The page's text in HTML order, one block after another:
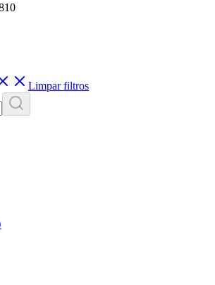
Limpar filtros